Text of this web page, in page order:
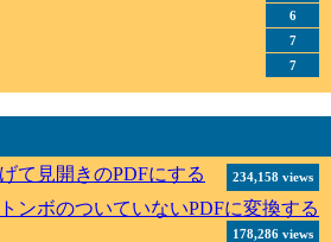
6
7
7
て見開きのPDFにする
234,158 views
ンボのついていないPDFに変換する
178,286 views